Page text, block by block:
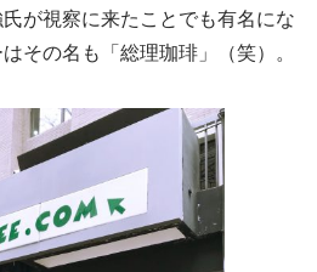
が視察に来たことでも有名にな
その名も「総理珈琲」（笑）。